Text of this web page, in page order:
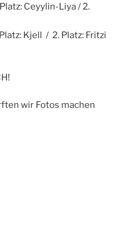
Ceyylin-Liya / 2.
Kjell / 2. Platz: Fritzi
wir Fotos machen